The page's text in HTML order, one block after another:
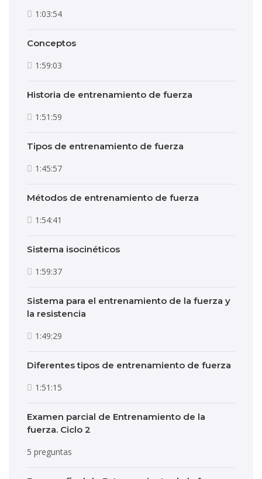
1:03:54
Conceptos
1:59:03
Historia de entrenamiento de fuerza
1:51:59
Tipos de entrenamiento de fuerza
1:45:57
Métodos de entrenamiento de fuerza
1:54:41
Sistema isocinéticos
1:59:37
Sistema para el entrenamiento de la fuerza y
la resistencia
1:49:29
Diferentes tipos de entrenamiento de fuerza
1:51:15
Examen parcial de Entrenamiento de la
fuerza. Ciclo 2
5 preguntas